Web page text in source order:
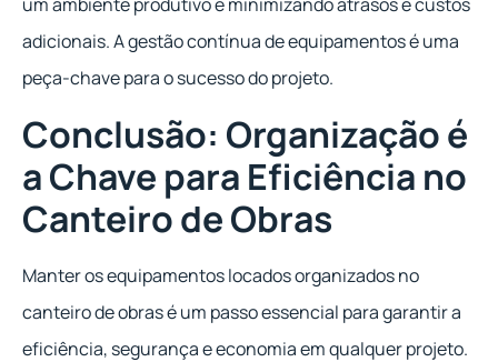
um ambiente produtivo e minimizando atrasos e custos
adicionais. A gestão contínua de equipamentos é uma
peça-chave para o sucesso do projeto.
Conclusão: Organização é
a Chave para Eficiência no
Canteiro de Obras
Manter os equipamentos locados organizados no
canteiro de obras é um passo essencial para garantir a
eficiência, segurança e economia em qualquer projeto.